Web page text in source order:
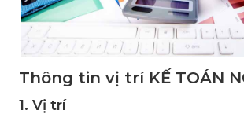
Thông tin vị trí KẾ TOÁN
1. Vị trí